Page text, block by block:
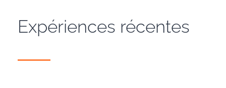
Expériences récentes